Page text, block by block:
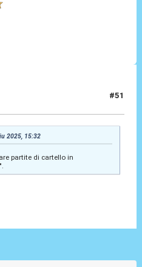
#51
2025, 15:32
partite di cartello in